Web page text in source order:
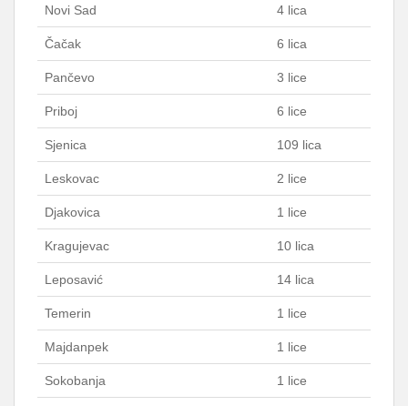
Novi Sad 4 lica
Čačak 6 lica
Pančevo 3 lice
Priboj 6 lice
Sjenica 109 lica
Leskovac 2 lice
Djakovica 1 lice
Kragujevac 10 lica
Leposavić 14 lica
Temerin 1 lice
Majdanpek 1 lice
Sokobanja 1 lice